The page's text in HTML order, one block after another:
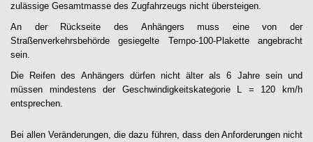
zulässige Gesamtmasse des Zugfahrzeugs nicht übersteigen.
An der Rückseite des Anhängers muss eine von der
Straßenverkehrsbehörde gesiegelte Tempo-100-Plakette angebracht
sein.
Die Reifen des Anhängers dürfen nicht älter als 6 Jahre sein und
müssen mindestens der Geschwindigkeitskategorie L = 120 km/h
entsprechen.
Bei allen Veränderungen, die dazu führen, dass den Anforderungen nicht